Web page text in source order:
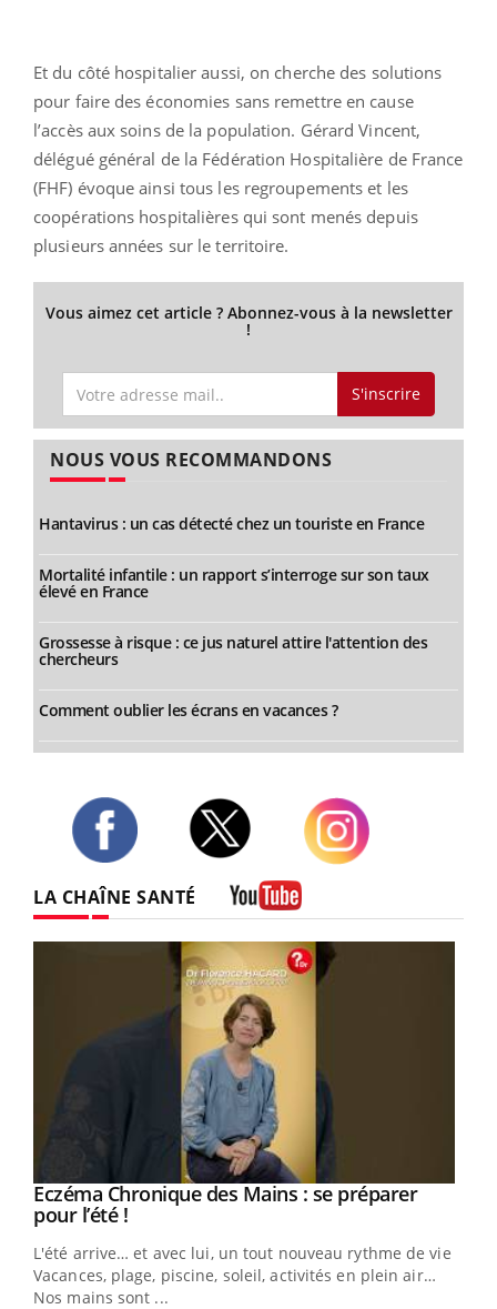
Et du côté hospitalier aussi, on cherche des solutions
pour faire des économies sans remettre en cause
l’accès aux soins de la population. Gérard Vincent,
délégué général de la Fédération Hospitalière de France
(FHF) évoque ainsi tous les regroupements et les
coopérations hospitalières qui sont menés depuis
plusieurs années sur le territoire.
Vous aimez cet article ? Abonnez-vous à la newsletter
!
S'inscrire
NOUS VOUS RECOMMANDONS
Hantavirus : un cas détecté chez un touriste en France
Mortalité infantile : un rapport s’interroge sur son taux
élevé en France
Grossesse à risque : ce jus naturel attire l'attention des
chercheurs
Comment oublier les écrans en vacances ?
LA CHAÎNE SANTÉ
Youtube
Eczéma Chronique des Mains : se préparer
pour l’été !Youtube
L'été arrive… et avec lui, un tout nouveau rythme de vie !
Vacances, plage, piscine, soleil, activités en plein air…
Nos mains sont ...